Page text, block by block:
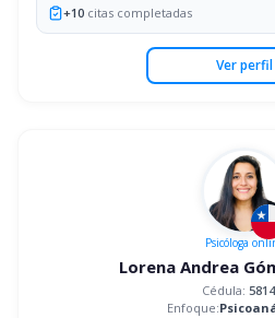
+10 citas completadas
Ver perfil
Psicóloga
Lorena Andrea
Cédula:
Enfoque: